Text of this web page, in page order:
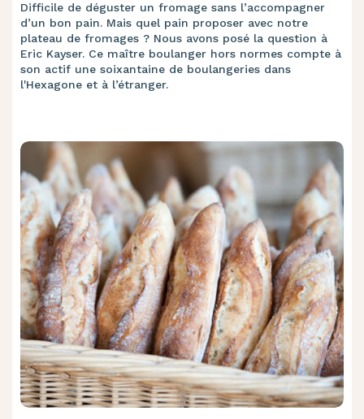
Difficile de déguster un fromage sans l’accompagner
d’un bon pain. Mais quel pain proposer avec notre
plateau de fromages ? Nous avons posé la question à
Eric Kayser. Ce maître boulanger hors normes compte à
son actif une soixantaine de boulangeries dans
l'Hexagone et à l’étranger.